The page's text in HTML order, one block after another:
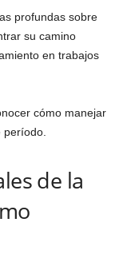
profundas sobre
su camino
en trabajos
cómo manejar
de la